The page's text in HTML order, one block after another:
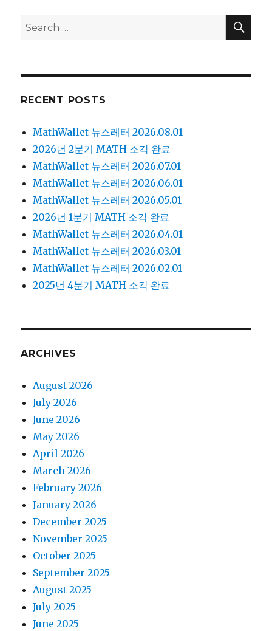
Search
for:
RECENT POSTS
MathWallet 뉴스레터 2026.08.01
2026년 2분기 MATH 소각 완료
MathWallet 뉴스레터 2026.07.01
MathWallet 뉴스레터 2026.06.01
MathWallet 뉴스레터 2026.05.01
2026년 1분기 MATH 소각 완료
MathWallet 뉴스레터 2026.04.01
MathWallet 뉴스레터 2026.03.01
MathWallet 뉴스레터 2026.02.01
2025년 4분기 MATH 소각 완료
ARCHIVES
August 2026
July 2026
June 2026
May 2026
April 2026
March 2026
February 2026
January 2026
December 2025
November 2025
October 2025
September 2025
August 2025
July 2025
June 2025